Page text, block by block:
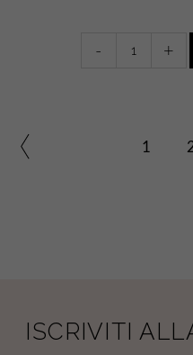
hyaluronique
- +
1
ISCRIVITI